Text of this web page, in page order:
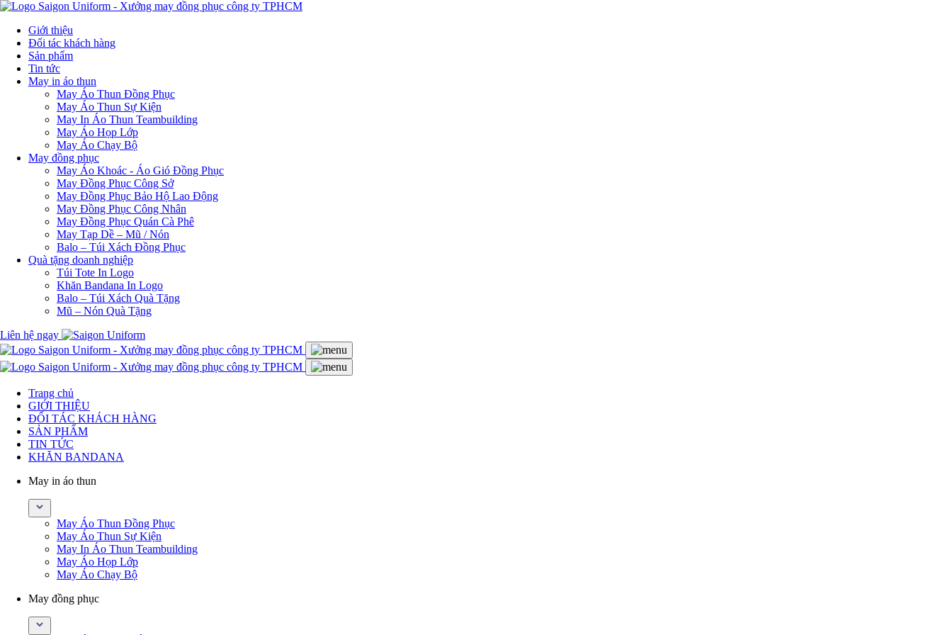
Giới thiệu
Đối tác khách hàng
Sản phẩm
Tin tức
May in áo thun
May Áo Thun Đồng Phục
May Áo Thun Sự Kiện
May In Áo Thun Teambuilding
May Áo Họp Lớp
May Áo Chạy Bộ
May đồng phục
May Áo Khoác - Áo Gió Đồng Phục
May Đồng Phục Công Sở
May Đồng Phục Bảo Hộ Lao Động
May Đồng Phục Công Nhân
May Đồng Phục Quán Cà Phê
May Tạp Dề – Mũ / Nón
Balo – Túi Xách Đồng Phục
Quà tặng doanh nghiệp
Túi Tote In Logo
Khăn Bandana In Logo
Balo – Túi Xách Quà Tặng
Mũ – Nón Quà Tặng
Liên hệ ngay
Trang chủ
GIỚI THIỆU
ĐỐI TÁC KHÁCH HÀNG
SẢN PHẨM
TIN TỨC
KHĂN BANDANA
May in áo thun
May Áo Thun Đồng Phục
May Áo Thun Sự Kiện
May In Áo Thun Teambuilding
May Áo Họp Lớp
May Áo Chạy Bộ
May đồng phục